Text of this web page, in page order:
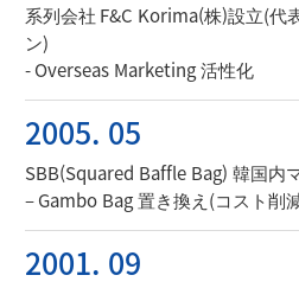
系列会社 F&C Korima(株)設立(
ン)
- Overseas Marketing 活性化
2005. 05
SBB(Squared Baffle Bag) 韓国内
– Gambo Bag 置き換え(コスト削
2001. 09